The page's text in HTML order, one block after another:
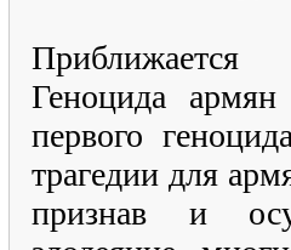
Приближается
Геноцида
первого
трагедии для
признав и